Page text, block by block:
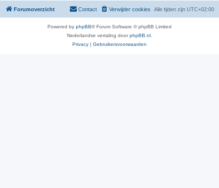
Forumoverzicht Alle tijden zijn UTC+02:00
Verwijder cookies
Contact
Powered by phpBB® Forum Software © phpBB Limited
Nederlandse vertaling doorphpBB.nl
Privacy | Gebruikersvoorwaarden